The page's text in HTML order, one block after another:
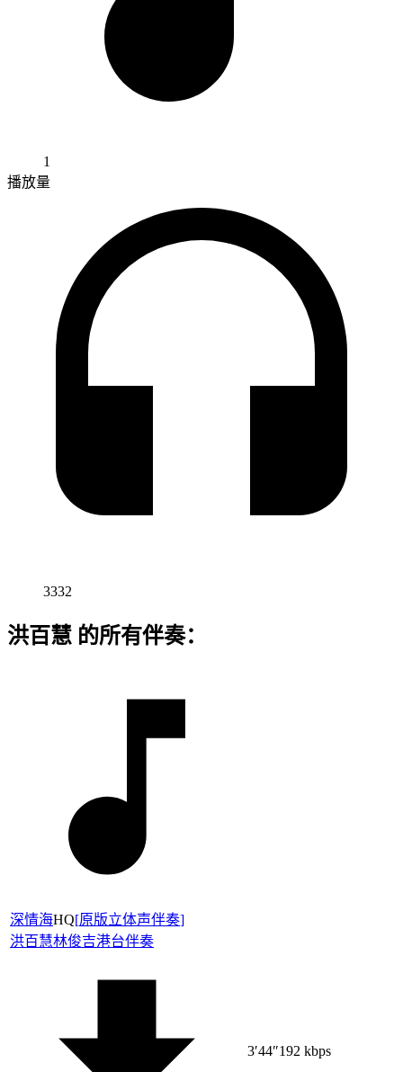
1
播放量
3332
洪百慧 的所有伴奏：
深情海HQ[原版立体声伴奏]
洪百慧林俊吉港台伴奏
3′44″192 kbps